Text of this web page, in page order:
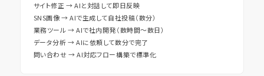
サイト修正 → AIと対話して即日反映
SNS画像 → AIで生成して自社投稿（数分）
業務ツール → AIで社内開発（数時間〜数日）
データ分析 → AIに依頼して数分で完了
問い合わせ → AI対応フロー構築で標準化